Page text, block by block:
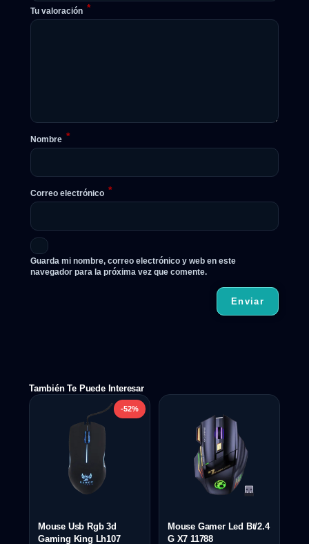
Tu valoración *
Nombre *
Correo electrónico *
Guarda mi nombre, correo electrónico y web en este
navegador para la próxima vez que comente.
También Te Puede Interesar
-52%
Mouse Usb Rgb 3d
Gaming King Lh107
Mouse Gamer Led Bt/2.4
G X7 11788